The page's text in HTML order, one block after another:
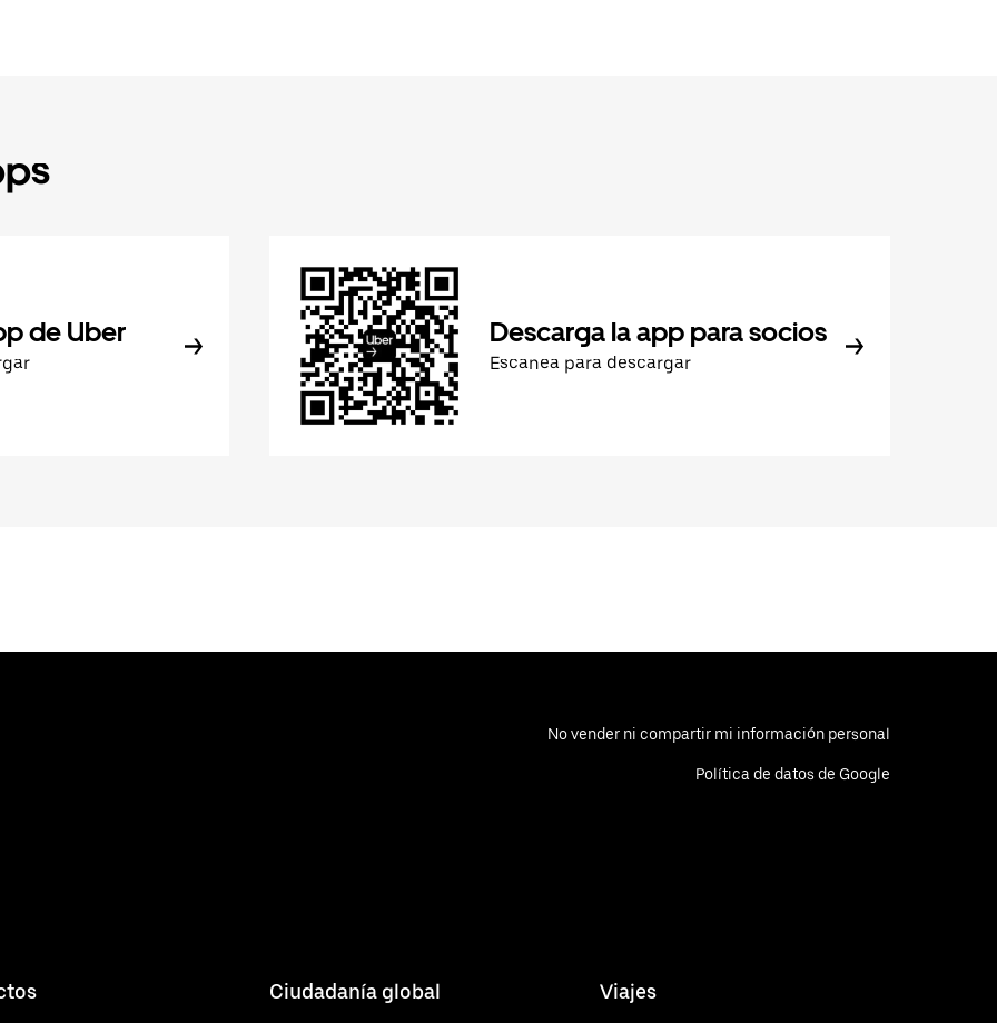
de Uber Descarga la app para socios
Escanea para descargar
No vender ni compartir mi información personal
Política de datos de Google
Ciudadanía global Viajes